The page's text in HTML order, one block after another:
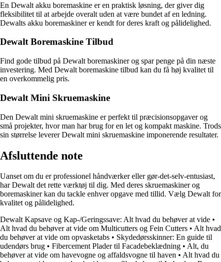
En Dewalt akku boremaskine er en praktisk løsning, der giver dig
fleksibilitet til at arbejde overalt uden at være bundet af en ledning.
Dewalts akku boremaskiner er kendt for deres kraft og pålidelighed.
Dewalt Boremaskine Tilbud
Find gode tilbud på Dewalt boremaskiner og spar penge på din næste
investering. Med Dewalt boremaskine tilbud kan du få høj kvalitet til
en overkommelig pris.
Dewalt Mini Skruemaskine
Den Dewalt mini skruemaskine er perfekt til præcisionsopgaver og
små projekter, hvor man har brug for en let og kompakt maskine. Trods
sin størrelse leverer Dewalt mini skruemaskine imponerende resultater.
Afsluttende note
Uanset om du er professionel håndværker eller gør-det-selv-entusiast,
har Dewalt det rette værktøj til dig. Med deres skruemaskiner og
boremaskiner kan du tackle enhver opgave med tillid. Vælg Dewalt for
kvalitet og pålidelighed.
Dewalt Kapsave og Kap-/Geringssave: Alt hvad du behøver at vide •
Alt hvad du behøver at vide om Multicutters og Fein Cutters • Alt hvad
du behøver at vide om opvasketabs • Skydedørsskinner: En guide til
udendørs brug • Fibercement Plader til Facadebeklædning • Alt, du
behøver at vide om havevogne og affaldsvogne til haven • Alt hvad du